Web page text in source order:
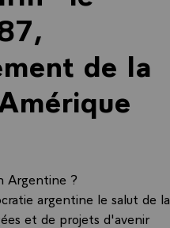
de la
Argentine ?
argentine le salut de la
et de projets d'avenir